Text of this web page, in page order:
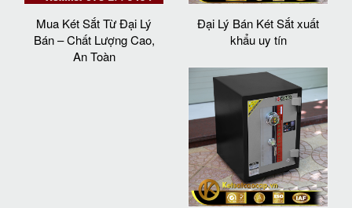
Mua Két Sắt Từ Đại Lý
Bán – Chất Lượng Cao,
An Toàn
Đại Lý Bán Két Sắt xuất
khẩu uy tín